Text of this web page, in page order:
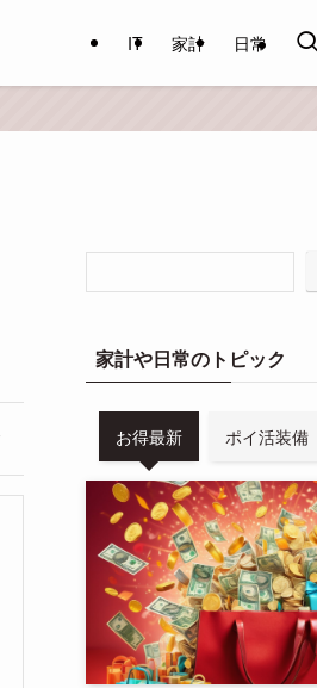
IT 家計 日常
家計や日常のトピック
お得最新 ポイ活装備